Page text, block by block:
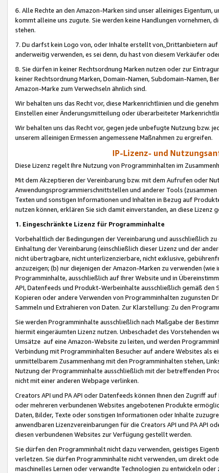
6. Alle Rechte an den Amazon-Marken sind unser alleiniges
kommt alleine uns zugute. Sie werden keine Handlungen vornehmen,
stehen.
7. Du darfst kein Logo von, oder Inhalte erstellt von,Drittanbietern auf
anderweitig verwenden, es sei denn, du hast von diesem Verkäufer
8. Sie dürfen in keiner Rechtsordnung Marken nutzen oder zur
keiner Rechtsordnung Marken, Domain-Namen, Subdomain-Namen,
Amazon-Marke zum Verwechseln ähnlich sind.
Wir behalten uns das Recht vor, diese Markenrichtlinien und die
Einstellen einer Änderungsmitteilung oder überarbeiteter
Wir behalten uns das Recht vor, gegen jede unbefugte Nutzung bzw.
unserem alleinigen Ermessen angemessene Maßnahmen zu ergreifen.
IP-Lizenz- und
Diese Lizenz regelt Ihre Nutzung von Programminhalten im
Mit dem Akzeptieren der Vereinbarung bzw. mit dem Aufrufen oder
Anwendungsprogrammierschnittstellen und anderer Tools (zusammen
Texten und sonstigen Informationen und Inhalten in Bezug auf
nutzen können, erklären Sie sich damit einverstanden, an diese Lizenz
1. Eingeschränkte Lizenz für Programminhalte
Vorbehaltlich der Bedingungen der Vereinbarung und ausschließlich
Einhaltung der Vereinbarung (einschließlich dieser Lizenz und der
nicht übertragbare, nicht unterlizenzierbare, nicht exklusive,
anzuzeigen; (b) nur diejenigen der Amazon-Marken zu verwenden
Programminhalte, ausschließlich auf Ihrer Website und in
API, Datenfeeds und Produkt-Werbeinhalte ausschließlich gemäß
Kopieren oder andere Verwenden von Programminhalten zugunsten
Sammeln und Extrahieren von Daten. Zur Klarstellung: Zu den
Sie werden Programminhalte ausschließlich nach Maßgabe der
hiermit eingeräumten Lizenz nutzen. Unbeschadet des Vorstehenden
Umsätze auf eine Amazon-Website zu leiten, und werden
Verbindung mit Programminhalten Besucher auf andere Websites als
unmittelbarem Zusammenhang mit den Programminhalten stehen,
Nutzung der Programminhalte ausschließlich mit der betreffenden
nicht mit einer anderen Webpage verlinken.
Creators API und PA API oder Datenfeeds können Ihnen den Zugriff
oder mehreren verbundenen Websites angebotenen Produkte
Daten, Bilder, Texte oder sonstigen Informationen oder Inhalte
anwendbaren Lizenzvereinbarungen für die Creators API und PA API
diesen verbundenen Websites zur Verfügung gestellt werden.
Sie dürfen den Programminhalt nicht dazu verwenden, geistiges
verletzen. Sie dürfen Programminhalte nicht verwenden, um direkt
maschinelles Lernen oder verwandte Technologien zu entwickeln